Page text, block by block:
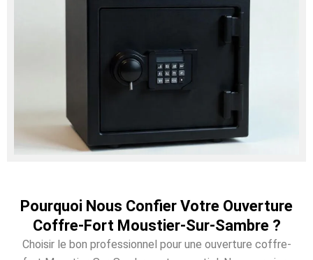
Pourquoi Nous Confier Votre Ouverture
Coffre-Fort Moustier-Sur-Sambre ?
Choisir le bon professionnel pour une ouverture coffre-